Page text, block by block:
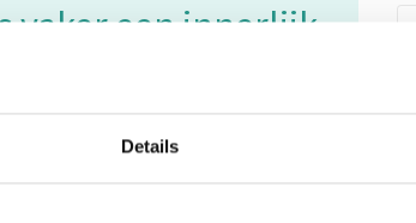
Details
vaker een innerlijk
hun partner in
en gezin